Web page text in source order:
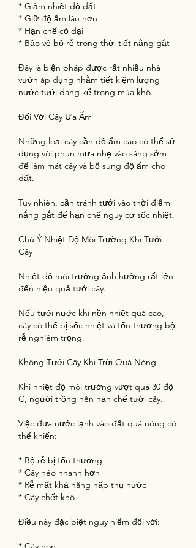
* Giảm nhiệt độ đất
* Giữ độ ẩm lâu hơn
* Hạn chế cỏ dại
* Bảo vệ bộ rễ trong thời tiết nắng gắt
Đây là biện pháp được rất nhiều nhà
vườn áp dụng nhằm tiết kiệm lượng
nước tưới đáng kể trong mùa khô.
Đối Với Cây Ưa Ẩm
Những loại cây cần độ ẩm cao có thể sử
dụng vòi phun mưa nhẹ vào sáng sớm
để làm mát cây và bổ sung độ ẩm cho
đất.
Tuy nhiên, cần tránh tưới vào thời điểm
nắng gắt để hạn chế nguy cơ sốc nhiệt.
Chú Ý Nhiệt Độ Môi Trường Khi Tưới
Cây
Nhiệt độ môi trường ảnh hưởng rất lớn
đến hiệu quả tưới cây.
Nếu tưới nước khi nền nhiệt quá cao,
cây có thể bị sốc nhiệt và tổn thương bộ
rễ nghiêm trọng.
Không Tưới Cây Khi Trời Quá Nóng
Khi nhiệt độ môi trường vượt quá 30 độ
C, người trồng nên hạn chế tưới cây.
Việc đưa nước lạnh vào đất quá nóng có
thể khiến:
* Bộ rễ bị tổn thương
* Cây héo nhanh hơn
* Rễ mất khả năng hấp thụ nước
* Cây chết khô
Điều này đặc biệt nguy hiểm đối với: